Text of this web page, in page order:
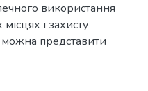
використання
і захисту
представити